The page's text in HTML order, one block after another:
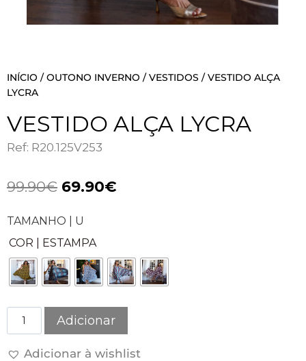
INÍCIO /OUTONO INVERNO /VESTIDOS / VESTIDO ALÇA
LYCRA
VESTIDO ALÇA LYCRA
Ref: R20.125V253
99.90€ 69.90€
TAMANHO | U
COR | ESTAMPA
Adicionar
Adicionar à wishlist